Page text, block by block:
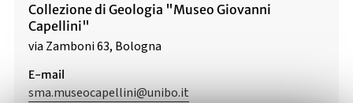
Collezione di Geologia "Museo Giovanni
Capellini"
via Zamboni 63, Bologna
E-mail
sma.museocapellini@unibo.it